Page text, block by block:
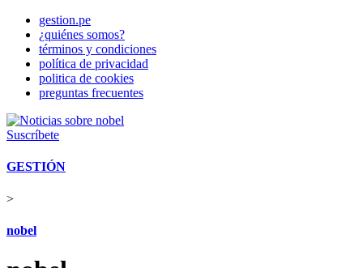
gestion.pe
¿quiénes somos?
términos y condiciones
política de privacidad
politica de cookies
preguntas frecuentes
Suscríbete
GESTIÓN
>
nobel